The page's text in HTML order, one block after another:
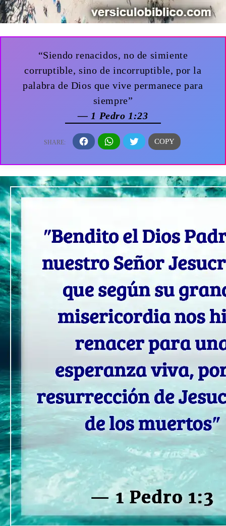
“Siendo renacidos, no de simiente
corruptible, sino de incorruptible, por la
palabra de Dios que vive permanece para
siempre”
— 1 Pedro 1:23